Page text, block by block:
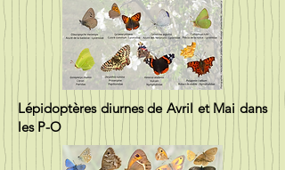
Lépidoptères diurnes de Avril et Mai dans
les P-O